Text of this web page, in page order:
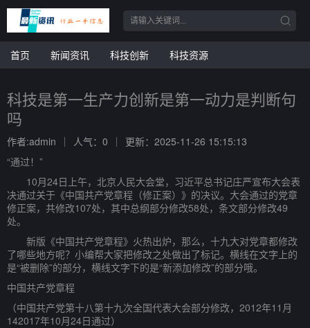
首页 新闻资讯 科技创新 科技资源
科技是第一生产力创新是第一动力是判断句
吗
作者:admin 人气：0
更新：2025-11-26 15:15:13
“通过！”
10月24日上午，北京人民大会堂，习近平总书记庄严宣布大会表
决通过关于《中国共产党章程（修正案）》的决议。大会通过的党章
修正案，共修改107处，其中总纲部分修改58处，条文部分修改49
处。
新版《中国共产党章程》火热出炉，那么，十九大对党章都修改
了哪些地方呢？小编帮大家把修改之处做出了标记。横线在文字上的
是“被删除”的部分，横线文字下的是“新添加修改”的部分哦。
中国共产党章程
（中国共产党第十八第十九次全国代表大会部分修改，2012年11月
142017年10月24日通过）